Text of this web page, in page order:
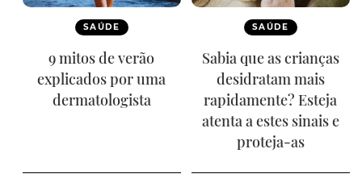
SAÚDE
9 mitos de verão
explicados por uma
dermatologista
SAÚDE
Sabia que as crianças
desidratam mais
rapidamente? Esteja
atenta a estes sinais e
proteja-as